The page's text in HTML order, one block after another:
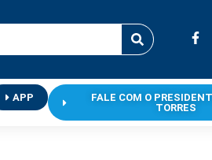
APP
FALE COM O
TORRES